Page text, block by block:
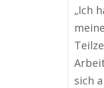
„Ich
sich